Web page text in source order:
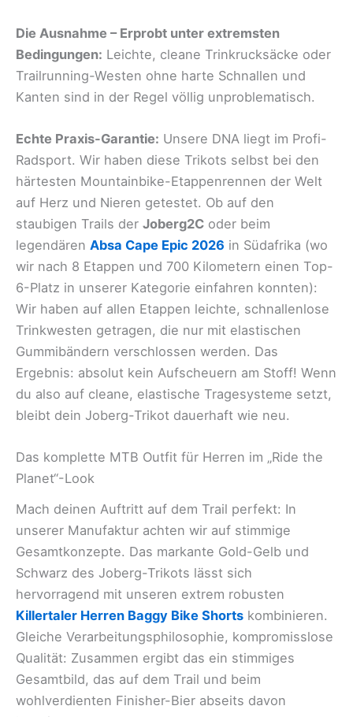
Die Ausnahme – Erprobt unter extremsten
Bedingungen: Leichte, cleane Trinkrucksäcke oder
Trailrunning-Westen ohne harte Schnallen und
Kanten sind in der Regel völlig unproblematisch.
Echte Praxis-Garantie: Unsere DNA liegt im Profi-
Radsport. Wir haben diese Trikots selbst bei den
härtesten Mountainbike-Etappenrennen der Welt
auf Herz und Nieren getestet. Ob auf den
staubigen Trails der Joberg2C oder beim
legendären Absa Cape Epic 2026 in Südafrika (wo
wir nach 8 Etappen und 700 Kilometern einen Top-
6-Platz in unserer Kategorie einfahren konnten):
Wir haben auf allen Etappen leichte, schnallenlose
Trinkwesten getragen, die nur mit elastischen
Gummibändern verschlossen werden. Das
Ergebnis: absolut kein Aufscheuern am Stoff! Wenn
du also auf cleane, elastische Tragesysteme setzt,
bleibt dein Joberg-Trikot dauerhaft wie neu.
Das komplette MTB Outfit für Herren im „Ride the
Planet“-Look
Mach deinen Auftritt auf dem Trail perfekt: In
unserer Manufaktur achten wir auf stimmige
Gesamtkonzepte. Das markante Gold-Gelb und
Schwarz des Joberg-Trikots lässt sich
hervorragend mit unseren extrem robusten
Killertaler Herren Baggy Bike Shorts kombinieren.
Gleiche Verarbeitungsphilosophie, kompromisslose
Qualität: Zusammen ergibt das ein stimmiges
Gesamtbild, das auf dem Trail und beim
wohlverdienten Finisher-Bier abseits davon